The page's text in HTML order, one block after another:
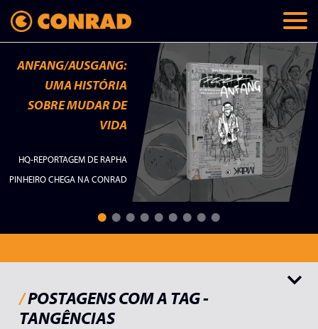
ANFANG/AUSGANG:
UMA HISTÓRIA
SOBRE MUDAR DE
VIDA
HQ-REPORTAGEM DE RAPHA
PINHEIRO CHEGA NA CONRAD
/POSTAGENS COM A TAG -
TANGÊNCIAS